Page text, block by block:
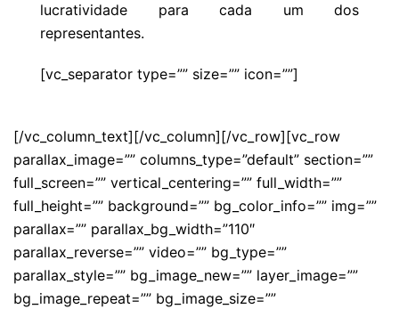
lucratividade para cada um dos
representantes.
[vc_separator type=”” size=”” icon=””]
[/vc_column_text][/vc_column][/vc_row][vc_row
parallax_image=”” columns_type=”default” section=””
full_screen=”” vertical_centering=”” full_width=””
full_height=”” background=”” bg_color_info=”” img=””
parallax=”” parallax_bg_width=”110″
parallax_reverse=”” video=”” bg_type=””
parallax_style=”” bg_image_new=”” layer_image=””
bg_image_repeat=”” bg_image_size=””